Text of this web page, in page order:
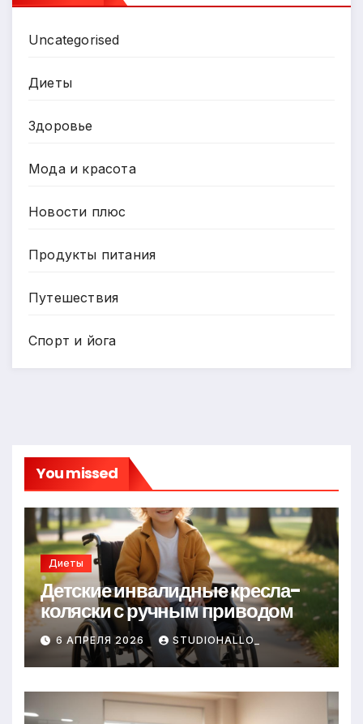
Uncategorised
Диеты
Здоровье
Мода и красота
Новости плюс
Продукты питания
Путешествия
Спорт и йога
You missed
Диеты
Детские инвалидные кресла-
коляски с ручным приводом
6 АПРЕЛЯ 2026 STUDIOHALLO_